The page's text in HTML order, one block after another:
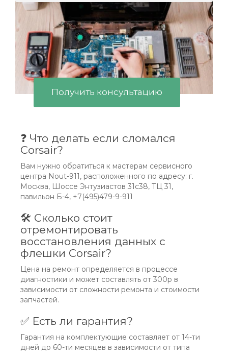
Получить консультацию
❓ Что делать если сломался
Corsair?
Вам нужно обратиться к мастерам сервисного
центра Nout-911, расположенного по адресу: г.
Москва, Шоссе Энтузиастов 31с38, ТЦ 31,
павильон Б-4, +7(495)479-9-911
🛠 Сколько стоит
отремонтировать
восстановления данных с
флешки Corsair?
Цена на ремонт определяется в процессе
диагностики и может составлять от 300р в
зависимости от сложности ремонта и стоимости
запчастей.
✅ Есть ли гарантия?
Гарантия на комплектующие составляет от 14-ти
дней до 60-ти месяцев в зависимости от типа